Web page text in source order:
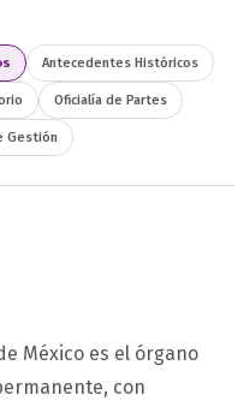
Antecedentes Históricos
Oficialía de Partes
Gestión
México es el órgano
con